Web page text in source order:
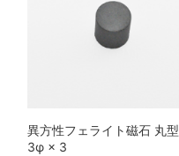
異方性フェライト磁石 丸型
3φ × 3